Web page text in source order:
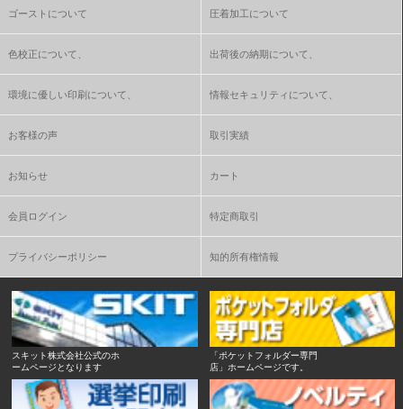
ゴーストについて 圧着加工について
色校正について、 出荷後の納期について、
環境に優しい印刷について、 情報セキュリティについて、
お客様の声 取引実績
お知らせ カート
会員ログイン 特定商取引
プライバシーポリシー 知的所有権情報
スキット株式会社公式のホ
ームページとなります
「ポケットフォルダー専門
店」ホームページです。